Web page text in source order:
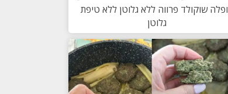
שוקולד פרווה ללא גלוטן ללא טיפת
גלוטן